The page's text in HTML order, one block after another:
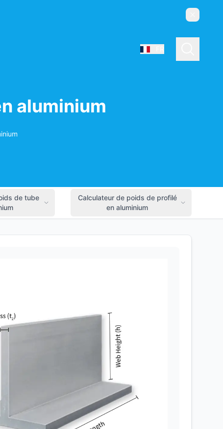
Ignorer
Sélectionner la langue
aluminium
de tube
Calculateur de poids de profilé
en aluminium